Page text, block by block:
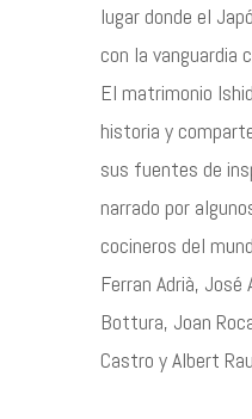
lugar donde el
con la vanguardia
El matrimonio
historia y
sus fuentes de
narrado por
cocineros del
Ferran Adrià, José
Bottura, Joan
Castro y Albert